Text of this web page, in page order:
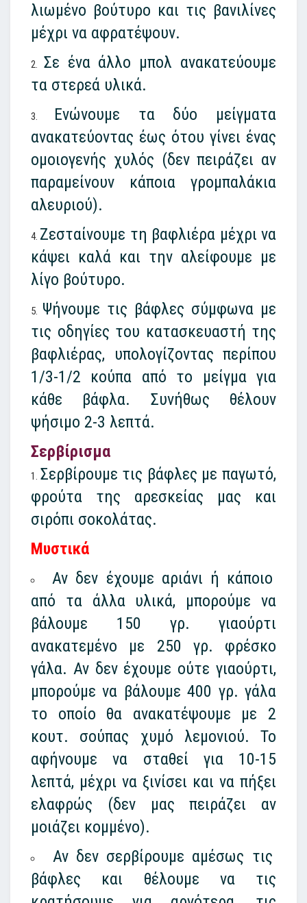
λιωμένο βούτυρο και τις βανιλίνες
μέχρι να αφρατέψουν.
Σε ένα άλλο μπολ ανακατεύουμε
τα στερεά υλικά.
Ενώνουμε τα δύο μείγματα
ανακατεύοντας έως ότου γίνει ένας
ομοιογενής χυλός (δεν πειράζει αν
παραμείνουν κάποια γρομπαλάκια
αλευριού).
Ζεσταίνουμε τη βαφλιέρα μέχρι να
κάψει καλά και την αλείφουμε με
λίγο βούτυρο.
Ψήνουμε τις βάφλες σύμφωνα με
τις οδηγίες του κατασκευαστή της
βαφλιέρας, υπολογίζοντας περίπου
1/3-1/2 κούπα από το μείγμα για
κάθε βάφλα. Συνήθως θέλουν
ψήσιμο 2-3 λεπτά.
Σερβίρισμα
Σερβίρουμε τις βάφλες με παγωτό,
φρούτα της αρεσκείας μας και
σιρόπι σοκολάτας.
Μυστικά
Αν δεν έχουμε αριάνι ή κάποιο
από τα άλλα υλικά, μπορούμε να
βάλουμε 150 γρ. γιαούρτι
ανακατεμένο με 250 γρ. φρέσκο
γάλα. Αν δεν έχουμε ούτε γιαούρτι,
μπορούμε να βάλουμε 400 γρ. γάλα
το οποίο θα ανακατέψουμε με 2
κουτ. σούπας χυμό λεμονιού. Το
αφήνουμε να σταθεί για 10-15
λεπτά, μέχρι να ξινίσει και να πήξει
ελαφρώς (δεν μας πειράζει αν
μοιάζει κομμένο).
Αν δεν σερβίρουμε αμέσως τις
βάφλες και θέλουμε να τις